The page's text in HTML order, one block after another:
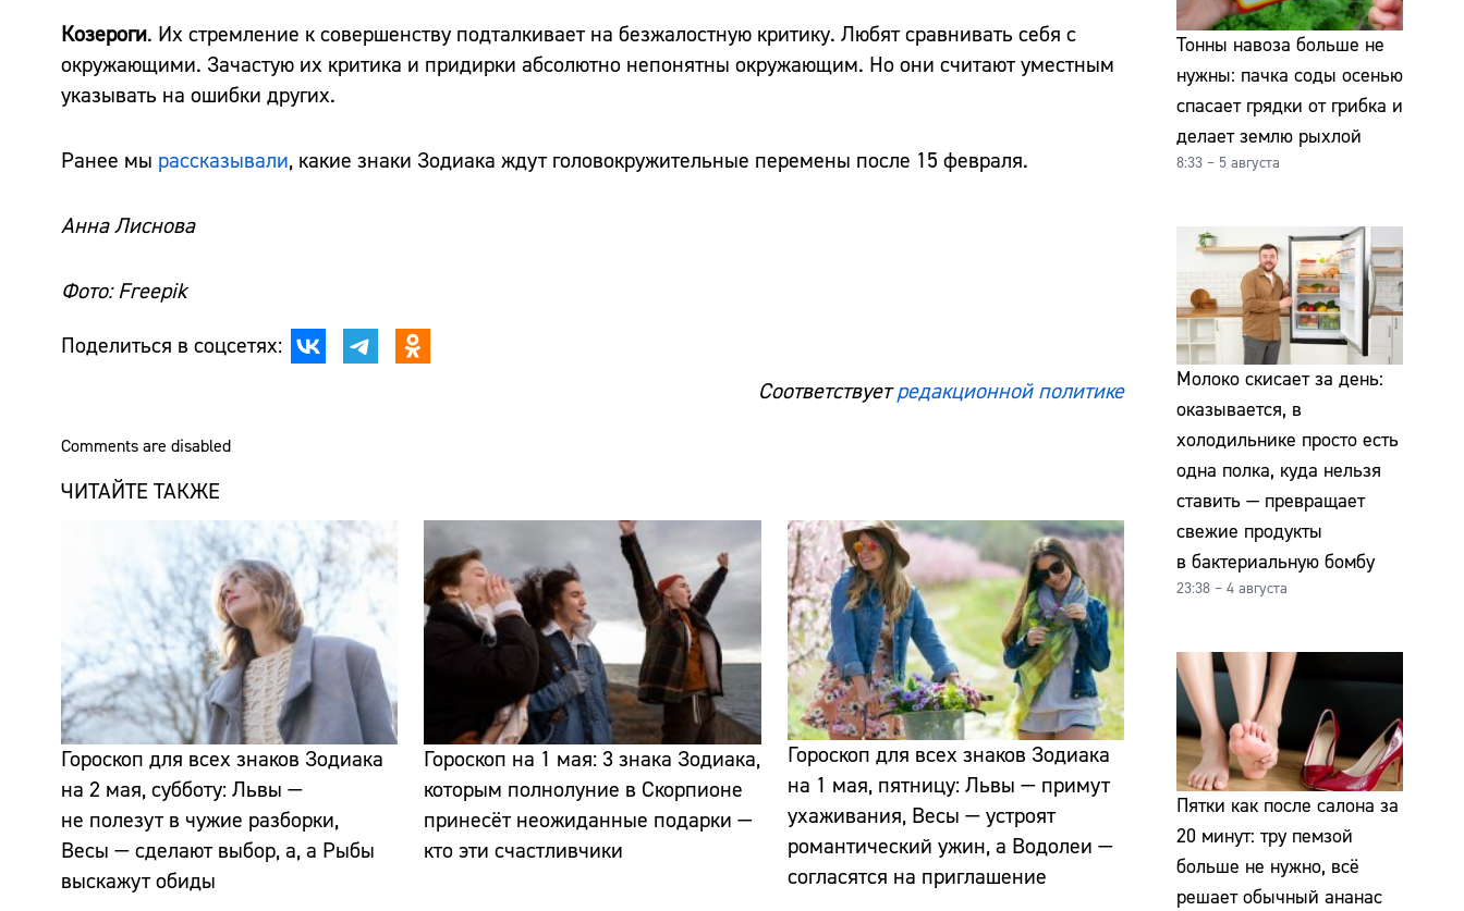
Козероги. Их стремление к совершенству подталкивает на безжалостную критику. Любят сравнивать себя с
окружающими. Зачастую их критика и придирки абсолютно непонятны окружающим. Но они считают уместным
указывать на ошибки других.
Ранее мы рассказывали, какие знаки Зодиака ждут головокружительные перемены после 15 февраля.
Анна Лиснова
Фото: Freepik
Поделиться в соцсетях:
Соответствуетредакционной политике
Comments are disabled
ЧИТАЙТЕ ТАКЖЕ
Гороскоп для всех знаков Зодиака
на 2 мая, субботу: Львы —
не полезут в чужие разборки,
Весы — сделают выбор, а, а Рыбы
выскажут обиды
Гороскоп на 1 мая: 3 знака Зодиака,
которым полнолуние в Скорпионе
принесёт неожиданные подарки —
кто эти счастливчики
Гороскоп для всех знаков Зодиака
на 1 мая, пятницу: Львы — примут
ухаживания, Весы — устроят
романтический ужин, а Водолеи —
согласятся на приглашение
Тонны навоза больше не
нужны: пачка соды осенью
спасает грядки от грибка и
делает землю рыхлой
8:33 – 5 августа
Молоко скисает за день:
оказывается, в
холодильнике просто есть
одна полка, куда нельзя
ставить — превращает
свежие продукты
в бактериальную бомбу
23:38 – 4 августа
Пятки как после салона за
20 минут: тру пемзой
больше не нужно, всё
решает обычный ананас
Сайт:
Адрес: